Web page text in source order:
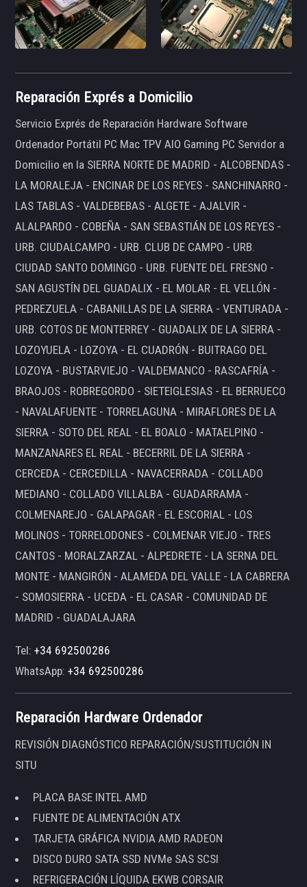
Reparación Exprés a Domicilio
Servicio Exprés de Reparación Hardware Software
Ordenador Portátil PC Mac TPV AIO Gaming PC Servidor a
Domicilio en la SIERRA NORTE DE MADRID - ALCOBENDAS -
LA MORALEJA - ENCINAR DE LOS REYES - SANCHINARRO -
LAS TABLAS - VALDEBEBAS - ALGETE - AJALVIR -
ALALPARDO - COBEÑA - SAN SEBASTIÁN DE LOS REYES -
URB. CIUDALCAMPO - URB. CLUB DE CAMPO - URB.
CIUDAD SANTO DOMINGO - URB. FUENTE DEL FRESNO -
SAN AGUSTÍN DEL GUADALIX - EL MOLAR - EL VELLÓN -
PEDREZUELA - CABANILLAS DE LA SIERRA - VENTURADA -
URB. COTOS DE MONTERREY - GUADALIX DE LA SIERRA -
LOZOYUELA - LOZOYA - EL CUADRÓN - BUITRAGO DEL
LOZOYA - BUSTARVIEJO - VALDEMANCO - RASCAFRÍA -
BRAOJOS - ROBREGORDO - SIETEIGLESIAS - EL BERRUECO
- NAVALAFUENTE - TORRELAGUNA - MIRAFLORES DE LA
SIERRA - SOTO DEL REAL - EL BOALO - MATAELPINO -
MANZANARES EL REAL - BECERRIL DE LA SIERRA -
CERCEDA - CERCEDILLA - NAVACERRADA - COLLADO
MEDIANO - COLLADO VILLALBA - GUADARRAMA -
COLMENAREJO - GALAPAGAR - EL ESCORIAL - LOS
MOLINOS - TORRELODONES - COLMENAR VIEJO - TRES
CANTOS - MORALZARZAL - ALPEDRETE - LA SERNA DEL
MONTE - MANGIRÓN - ALAMEDA DEL VALLE - LA CABRERA
- SOMOSIERRA - UCEDA - EL CASAR - COMUNIDAD DE
MADRID - GUADALAJARA
Tel:+34 692500286
WhatsApp:+34 692500286
Reparación Hardware Ordenador
REVISIÓN DIAGNÓSTICO REPARACIÓN/SUSTITUCIÓN IN
SITU
PLACA BASE INTEL AMD
FUENTE DE ALIMENTACIÓN ATX
TARJETA GRÁFICA NVIDIA AMD RADEON
DISCO DURO SATA SSD NVMe SAS SCSI
REFRIGERACIÓN LÍQUIDA EKWB CORSAIR